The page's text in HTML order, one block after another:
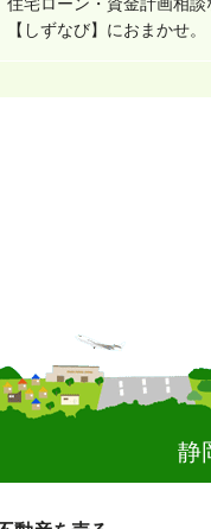
しずなび】におまかせ。
静